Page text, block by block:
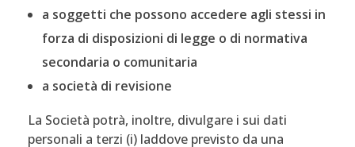
a soggetti che possono accedere agli stessi in
forza di disposizioni di legge o di normativa
secondaria o comunitaria
a società di revisione
La Società potrà, inoltre, divulgare i sui dati
personali a terzi (i) laddove previsto da una